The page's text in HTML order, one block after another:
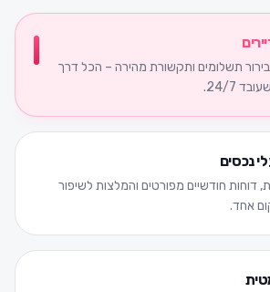
בירור תשלומים ותקשורת מהירה – הכל דרך
24/7.
נכסים
דוחות חודשיים מפורטים והמלצות לשיפור
אחד.